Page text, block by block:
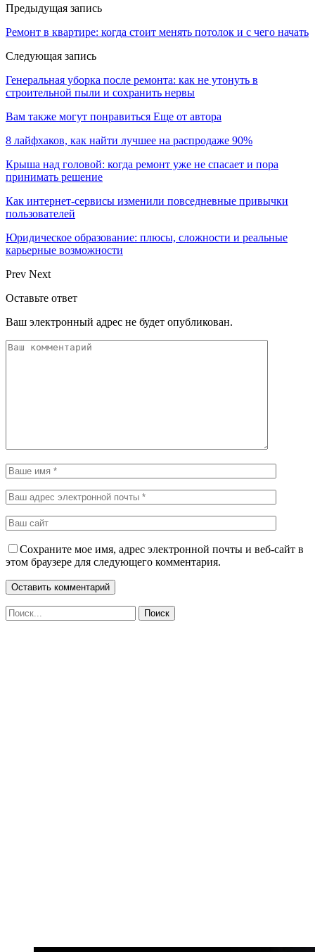
Предыдущая запись
Ремонт в квартире: когда стоит менять потолок и с чего начать
Следующая запись
Генеральная уборка после ремонта: как не утонуть в
строительной пыли и сохранить нервы
Вам также могут понравиться Еще от автора
8 лайфхаков, как найти лучшее на распродаже 90%
Крыша над головой: когда ремонт уже не спасает и пора
принимать решение
Как интернет-сервисы изменили повседневные привычки
пользователей
Юридическое образование: плюсы, сложности и реальные
карьерные возможности
Prev Next
Оставьте ответ
Ваш электронный адрес не будет опубликован.
Сохраните мое имя, адрес электронной почты и веб-сайт в
этом браузере для следующего комментария.